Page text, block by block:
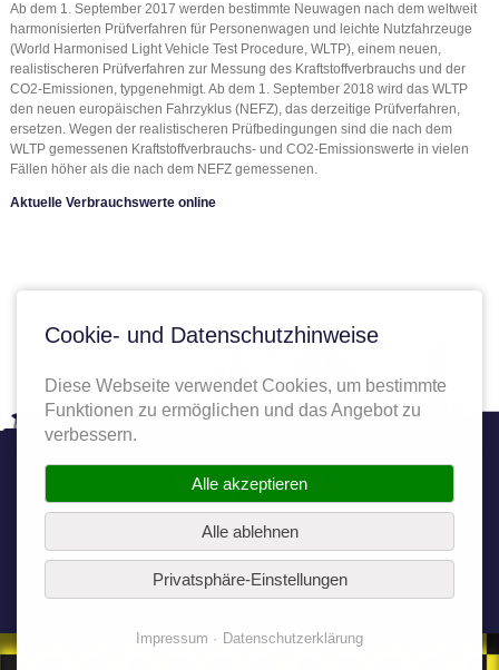
Ab dem 1. September 2017 werden bestimmte Neuwagen nach dem weltweit
harmonisierten Prüfverfahren für Personenwagen und leichte Nutzfahrzeuge
(World Harmonised Light Vehicle Test Procedure, WLTP), einem neuen,
realistischeren Prüfverfahren zur Messung des Kraftstoffverbrauchs und der
CO2-Emissionen, typgenehmigt. Ab dem 1. September 2018 wird das WLTP
den neuen europäischen Fahrzyklus (NEFZ), das derzeitige Prüfverfahren,
ersetzen. Wegen der realistischeren Prüfbedingungen sind die nach dem
WLTP gemessenen Kraftstoffverbrauchs- und CO2-Emissionswerte in vielen
Fällen höher als die nach dem NEFZ gemessenen.
Aktuelle Verbrauchswerte online
TwitterFacebook
Alle Rechte vorbehalten. Copyright © 2025 AK Autoport Köln GmbH
Cookie- und Datenschutzhinweise
Diese Webseite verwendet Cookies, um bestimmte
Funktionen zu ermöglichen und das Angebot zu
verbessern.
Alle akzeptieren
Alle ablehnen
Privatsphäre-Einstellungen
Impressum Datenschutzerklärung